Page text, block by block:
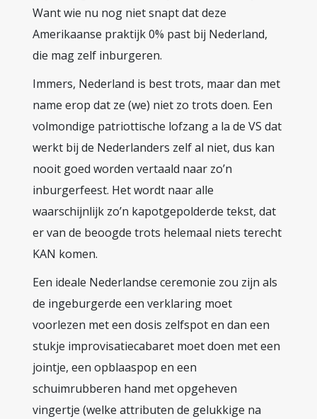
Want wie nu nog niet snapt dat deze
Amerikaanse praktijk 0% past bij Nederland,
die mag zelf inburgeren.
Immers, Nederland is best trots, maar dan met
name erop dat ze (we) niet zo trots doen. Een
volmondige patriottische lofzang a la de VS dat
werkt bij de Nederlanders zelf al niet, dus kan
nooit goed worden vertaald naar zo’n
inburgerfeest. Het wordt naar alle
waarschijnlijk zo’n kapotgepolderde tekst, dat
er van de beoogde trots helemaal niets terecht
KAN komen.
Een ideale Nederlandse ceremonie zou zijn als
de ingeburgerde een verklaring moet
voorlezen met een dosis zelfspot en dan een
stukje improvisatiecabaret moet doen met een
jointje, een opblaaspop en een
schuimrubberen hand met opgeheven
vingertje (welke attributen de gelukkige na